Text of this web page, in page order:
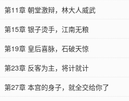
第11章 朝堂激辩，林大人威武
第15章 银子烫手，江南无粮
第19章 皇后喜脉，石破天惊
第23章 反客为主，将计就计
第27章 本宫的身子，就全交给你了